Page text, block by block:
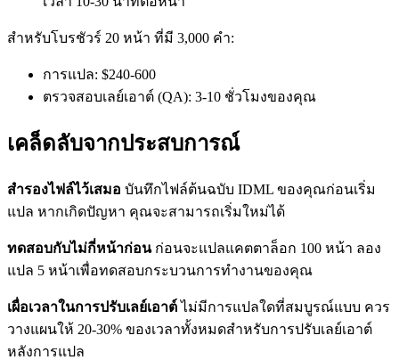
สำหรับโบรชัวร์ 20 หน้า ที่มี 3,000 คำ:
การแปล: $240-600
ตรวจสอบเลย์เอาต์ (QA): 3-10 ชั่วโมงของคุณ
เคล็ดลับจากประสบการณ์
สำรองไฟล์ไว้เสมอ บันทึกไฟล์ต้นฉบับ IDML ของคุณก่อนเริ่ม
แปล หากเกิดปัญหา คุณจะสามารถเริ่มใหม่ได้
ทดสอบกับไม่กี่หน้าก่อนก่อนจะแปลแคตตาล็อก 100 หน้า ลอง
แปล 5 หน้าเพื่อทดสอบกระบวนการทำงานของคุณ
เผื่อเวลาในการปรับเลย์เอาต์ไม่มีการแปลใดที่สมบูรณ์แบบ ควร
วางแผนให้ 20-30% ของเวลาทั้งหมดสำหรับการปรับเลย์เอาต์
หลังการแปล